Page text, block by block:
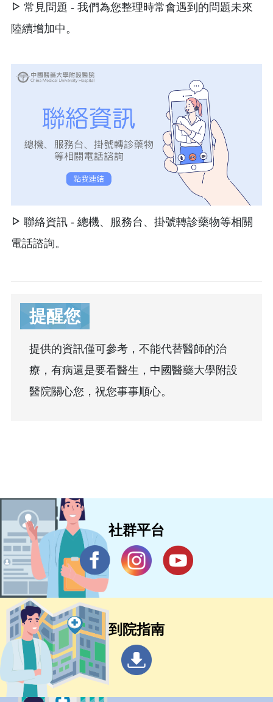
常見問題 - 我們為您整理時常會遇到的問題未來
陸續增加中。
聯絡資訊 - 總機、服務台、掛號轉診藥物等相關
電話諮詢。
提醒您
提供的資訊僅可參考，不能代替醫師的治
療，有病還是要看醫生，中國醫藥大學附設
醫院關心您，祝您事事順心。
社群平台
到院指南